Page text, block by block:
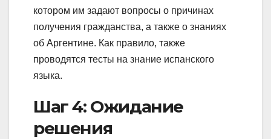
котором им задают вопросы о причинах
получения гражданства, а также о знаниях
об Аргентине. Как правило, также
проводятся тесты на знание испанского
языка.
Шаг 4: Ожидание
решения